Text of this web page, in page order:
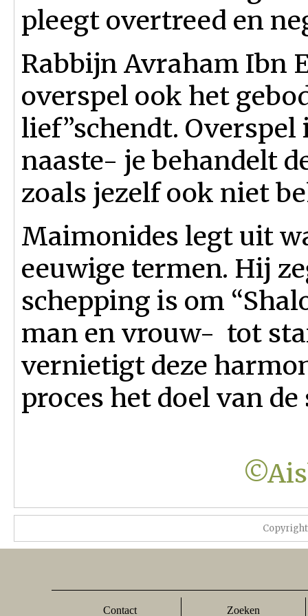
pleegt overtreed en
Rabbijn Avraham Ibn
overspel ook het
lief”schendt. Overspel
naaste- je behandelt
zoals jezelf ook niet
Maimonides legt uit
eeuwige termen. Hij
schepping is om
man en vrouw- tot
vernietigt deze
proces het doel van
Contact Zoeken